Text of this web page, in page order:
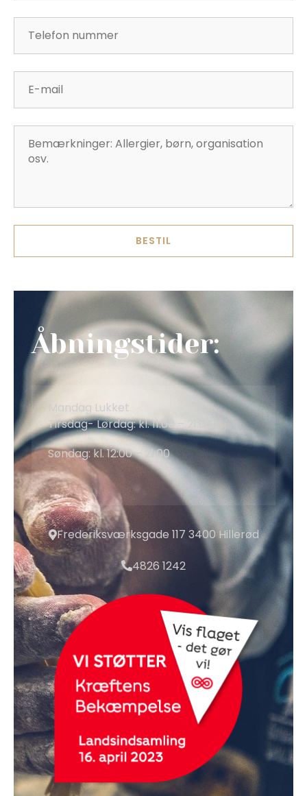
BESTIL
Åbningstider:
Mandag Lukket
Tirsdag- Lørdag: kl. 11:00 – 21:00
Søndag: kl. 12:00 – 21:00
Frederiksværksgade 117 3400 Hillerød
4826 1242